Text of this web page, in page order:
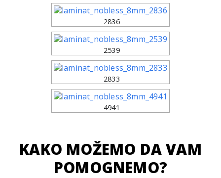
2836
2539
2833
4941
KAKO MOŽEMO DA VAM
POMOGNEMO?